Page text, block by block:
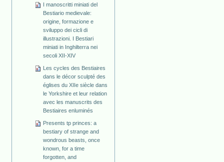
I manoscritti miniati del
Bestiario medievale:
origine, formazione e
sviluppo dei cicli di
illustrazioni. I Bestiari
miniati in Inghilterra nei
secoli XII-XIV
Les cycles des Bestiaires
dans le décor sculpté des
églises du XIIe siècle dans
le Yorkshire et leur relation
avec les manuscrits des
Bestiaires enluminés
Presents tp princes: a
bestiary of strange and
wondrous beasts, once
known, for a time
forgotten, and